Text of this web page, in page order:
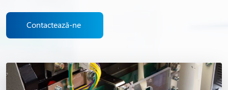
Contactează-ne